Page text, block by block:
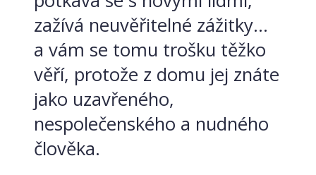
zažívá neuvěřitelné zážitky...
a vám se tomu trošku těžko
věří, protože z domu jej znáte
jako uzavřeného,
nespolečenského a nudného
člověka.